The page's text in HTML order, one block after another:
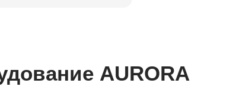
AURORA